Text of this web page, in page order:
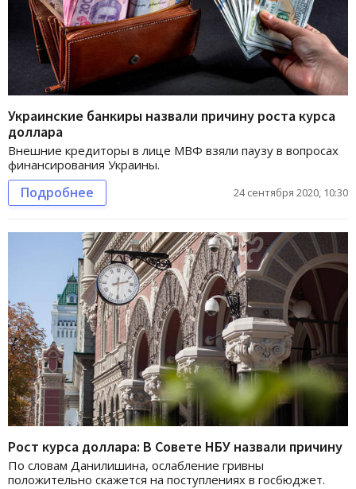
Украинские банкиры назвали причину роста курса
доллара
Внешние кредиторы в лице МВФ взяли паузу в вопросах
финансирования Украины.
Подробнее 24 сентября 2020, 10:30
Рост курса доллара: В Совете НБУ назвали причину
По словам Данилишина, ослабление гривны
положительно скажется на поступлениях в госбюджет.